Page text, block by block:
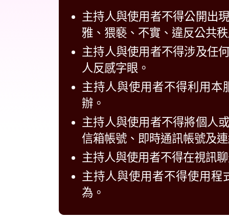
主持人與使用者不得公開出
雅、猥褻、不實、違反公共
主持人與使用者不得涉及任
人反感字眼。
主持人與使用者不得利用
辦。
主持人與使用者不得將個人
信箱帳號、即時通訊帳號及
主持人與使用者不得在視訊
主持人與使用者不得使用
為。